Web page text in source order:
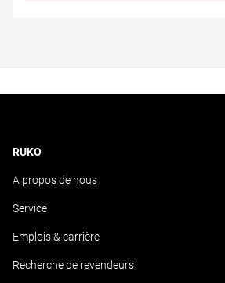
RUKO
A propos de nous
Service
Emplois & carrière
Recherche de revendeurs